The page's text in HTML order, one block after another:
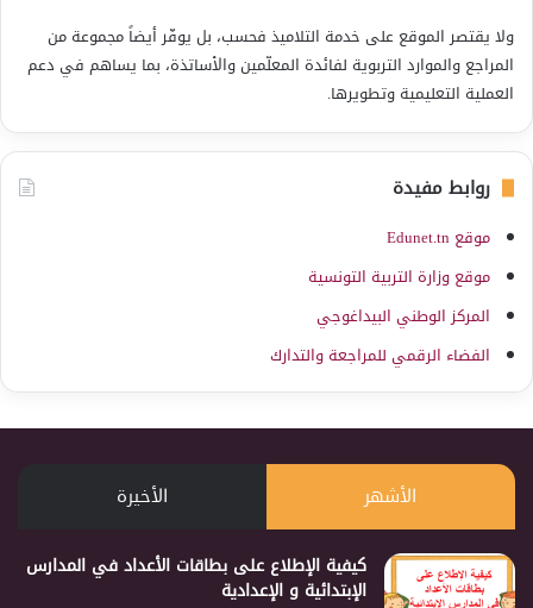
ولا يقتصر الموقع على خدمة التلاميذ فحسب، بل يوفّر أيضاً مجموعة من
المراجع والموارد التربوية لفائدة المعلّمين والأساتذة، بما يساهم في دعم
العملية التعليمية وتطويرها.
روابط مفيدة
موقع Edunet.tn
موقع وزارة التربية التونسية
المركز الوطني البيداغوجي
الفضاء الرقمي للمراجعة والتدارك
الأشهر الأخيرة
كيفية الإطلاع على بطاقات الأعداد في المدارس
الإبتدائية و الإعدادية